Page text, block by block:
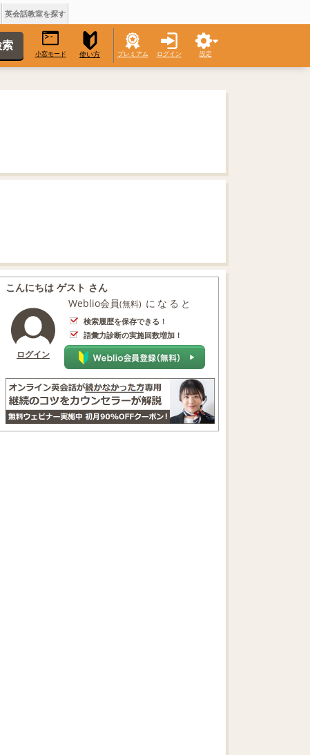
英会話教室を探す
小窓モード 使い方 プレミアム ログイン 設定
こんにちは ゲスト さん
ログイン
Weblio会員(無料) になると
検索履歴を保存できる！
語彙力診断の実施回数増加！